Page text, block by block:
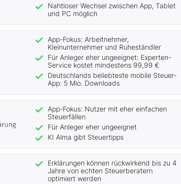
Nahtloser Wechsel zwischen App, Tablet
und PC möglich
App-Fokus: Arbeitnehmer,
Kleinunternehmer und Ruheständler
Für Anleger eher ungeeignet: Experten-
Service kostet mindestens 99,99 €
Deutschlands beliebteste mobile Steuer-
App: 5 Mio. Downloads
App-Fokus: Nutzer mit eher einfachen
Steuerfällen
Für Anleger eher ungeeignet
KI Alma gibt Steuertipps
Erklärungen können rückwirkend bis zu 4
Jahre von echten Steuerberatern
optimiert werden